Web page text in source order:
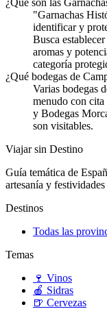
¿Qué son las
"Garnachas
identificar y
Busca
aromas y
categoría
¿Qué bodegas de
Varias bodegas
menudo con
y Bodegas
son visitables.
Viajar sin Destino
Guía temática de
artesanía y
Destinos
Todas las
Temas
🍷 Vinos
🍎 Sidras
🍺 Cervezas